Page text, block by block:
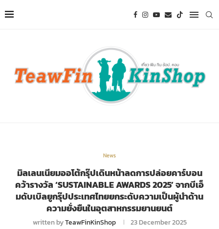
News
มิลเลนเนียมออโต้กรุ๊ปเดินหน้าลดการปล่อยคาร์บอน
คว้ารางวัล ‘SUSTAINABLE AWARDS 2025’ จากบีเอ็
มดับเบิลยูกรุ๊ปประเทศไทยยกระดับความเป็นผู้นำด้าน
ความยั่งยืนในอุตสาหกรรมยานยนต์
written byTeawFinKinShop 23 December 2025